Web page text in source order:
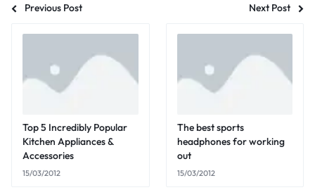
Previous Post Next Post
Top 5 Incredibly Popular
Kitchen Appliances &
Accessories
15/03/2012
The best sports
headphones for working
out
15/03/2012